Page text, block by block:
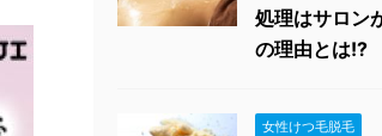
処理はサロン
の理由とは!?
女性けつ毛脱毛